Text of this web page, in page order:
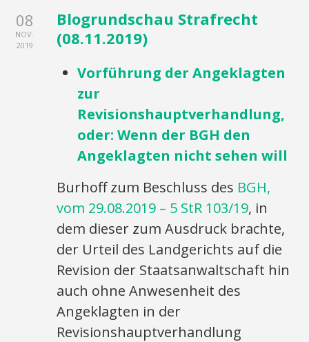
08
NOV.
2019
Blogrundschau Strafrecht
(08.11.2019)
Vorführung der Angeklagten
zur
Revisionshauptverhandlung,
oder: Wenn der BGH den
Angeklagten nicht sehen will
Burhoff zum Beschluss des BGH,
vom 29.08.2019 – 5 StR 103/19, in
dem dieser zum Ausdruck brachte,
der Urteil des Landgerichts auf die
Revision der Staatsanwaltschaft hin
auch ohne Anwesenheit des
Angeklagten in der
Revisionshauptverhandlung